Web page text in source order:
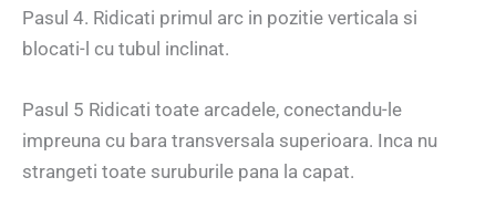
Pasul 4. Ridicati primul arc in pozitie verticala si
blocati-l cu tubul inclinat.
Pasul 5 Ridicati toate arcadele, conectandu-le
impreuna cu bara transversala superioara. Inca nu
strangeti toate suruburile pana la capat.